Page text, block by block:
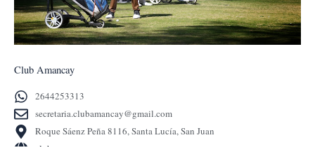
Club Amancay
2644253313
secretaria.clubamancay@gmail.com
Roque Sáenz Peña 8116, Santa Lucía, San Juan